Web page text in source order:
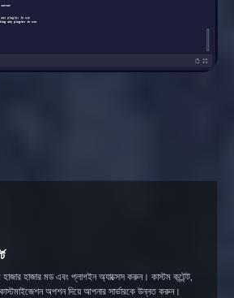
হাজার মড এবং প্লাগইন অ্যাক্সেস করুন। কাস্টম কন্টেন্ট,
অপশন দিয়ে আপনার সার্ভারকে উন্নত করুন।